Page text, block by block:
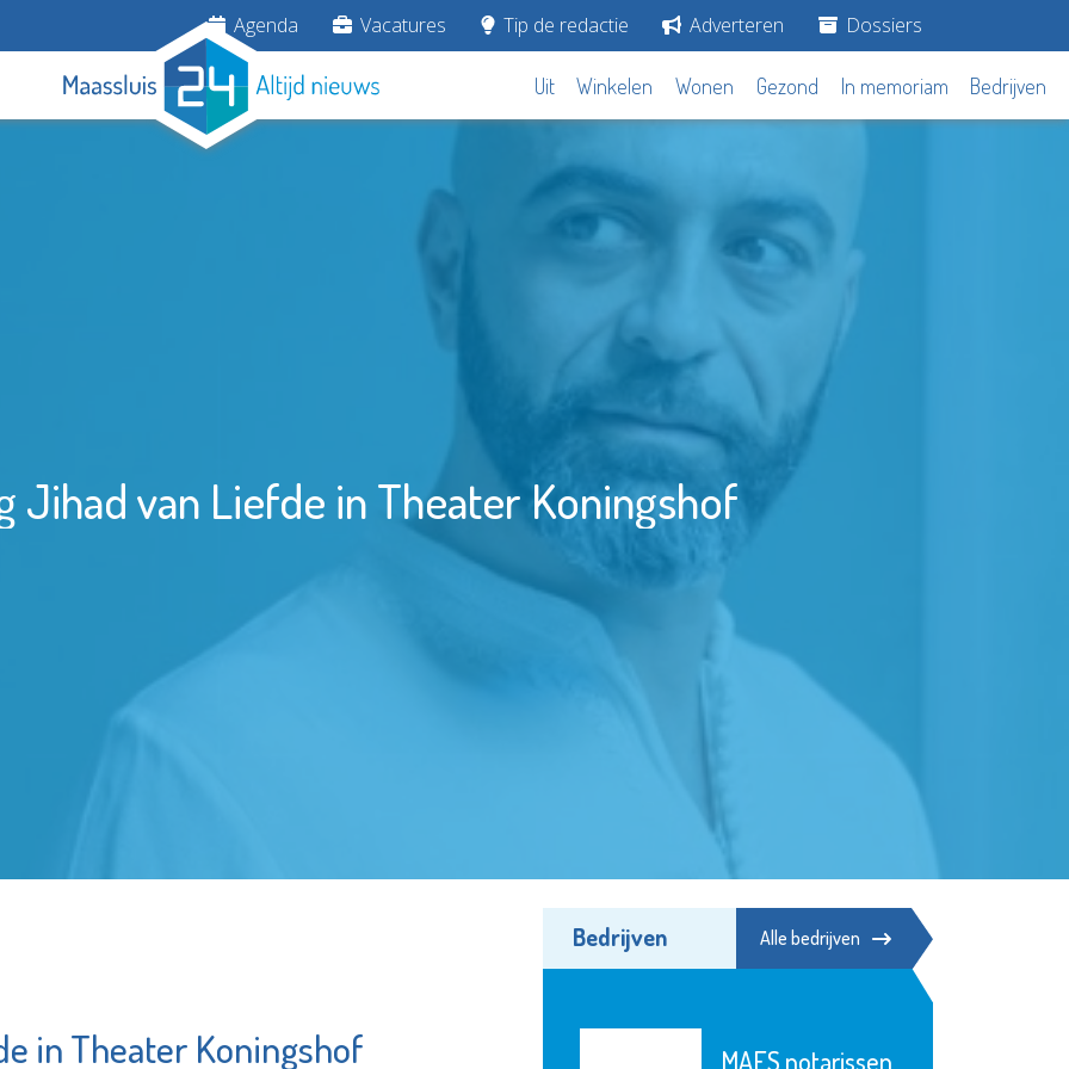
Agenda Vacatures Tip de redactie Adverteren Dossiers
Uit Winkelen Wonen Gezond In memoriam Bedrijven
Jihad van Liefde in Theater Koningshof
in Theater Koningshof
Bedrijven Alle bedrijven
Argos Zorggroep MAES notarissen